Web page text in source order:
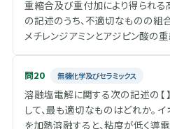
m
a
c
e
\
d
t
{
g
日のプラスチック産業の発展が始
から【 C 】は、セルロースなどが
1953年、ノーベル化学賞が贈られ
は、ナイロンを発明し、合成繊維
年ごろには高分子化学の基礎が確立
ノーベル化学賞が贈られた。
重縮合及び重付加により得られ
の記述のうち、不適切なものの組
メチレンジアミンとアジピン酸の
アミドはデュポン社によりナイロ
コールとテレフタル酸の重縮合に
ルはPETと呼ばれ、合成繊維や飲
いる。 (C) ビスフェノールAとホス
問20 無機化学及びセラミックス
溶融塩電解に関する次の記述の【
して、最も適切なものはどれか。
を加熱溶融すると、粘度が低く導